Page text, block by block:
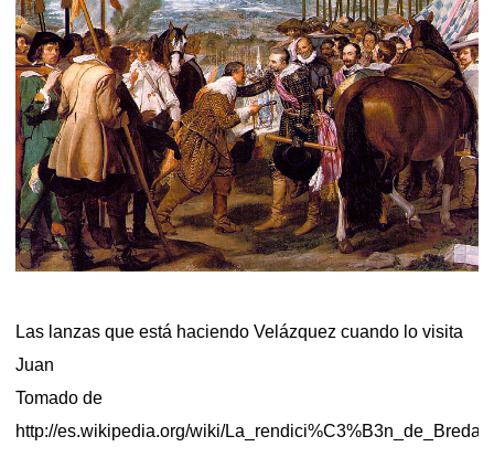
Las lanzas que está haciendo Velázquez cuando lo visita
Juan
Tomado de
http://es.wikipedia.org/wiki/La_rendici%C3%B3n_de_Breda